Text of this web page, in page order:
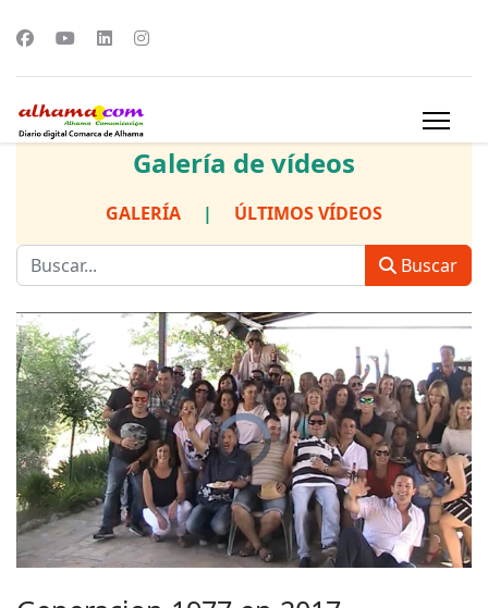
Galería de vídeos
GALERÍA | ÚLTIMOS VÍDEOS
Buscar